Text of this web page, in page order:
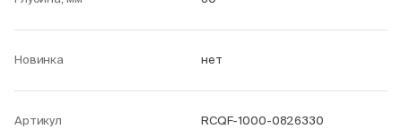
Новинка нет
Артикул RCQF-1000-0826330